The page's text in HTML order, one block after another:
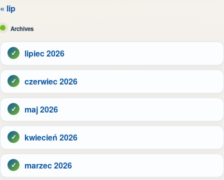
« lip
Archives
lipiec 2026
czerwiec 2026
maj 2026
kwiecień 2026
marzec 2026